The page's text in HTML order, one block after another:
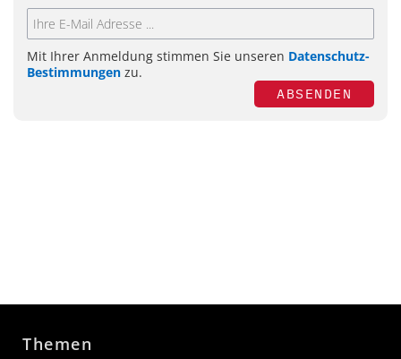
Mit Ihrer Anmeldung stimmen Sie unseren Datenschutz-
Bestimmungen zu.
ABSENDEN
Themen